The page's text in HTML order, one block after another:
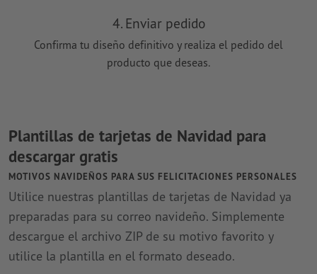
4. Enviar pedido
Confirma tu diseño definitivo y realiza el pedido del
producto que deseas.
Plantillas de tarjetas de Navidad para
descargar gratis
MOTIVOS NAVIDEÑOS PARA SUS FELICITACIONES PERSONALES
Utilice nuestras plantillas de tarjetas de Navidad ya
preparadas para su correo navideño. Simplemente
descargue el archivo ZIP de su motivo favorito y
utilice la plantilla en el formato deseado.